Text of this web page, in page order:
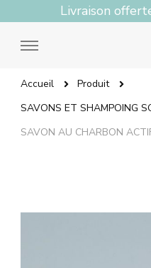
Livraison
Accueil
Produit
SAVONS ET SHAMPOING
SAVON AU CHARBON